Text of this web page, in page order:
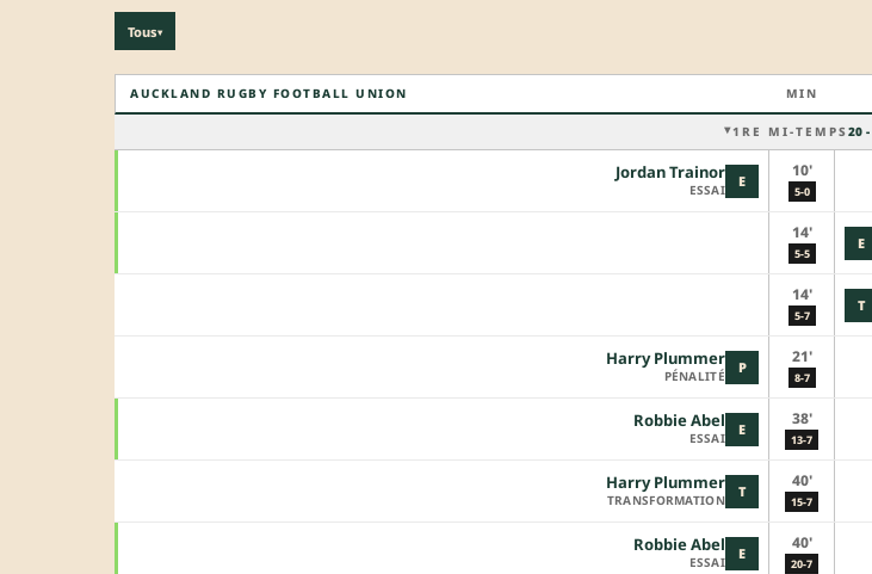
Tous▾
AUCKLAND RUGBY FOOTBALL UNION MIN
1RE MI-TEMPS 20 -
E
Jordan Trainor
ESSAI
10'
5-0
14'
5-5
E
14'
5-7
T
P
Harry Plummer
PÉNALITÉ
21'
8-7
E
Robbie Abel
ESSAI
38'
13-7
T
Harry Plummer
TRANSFORMATION
40'
15-7
E
Robbie Abel
ESSAI
40'
20-7